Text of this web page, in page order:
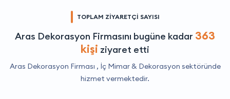
TOPLAM ZİYARETÇİ SAYISI
Aras Dekorasyon Firmasını bugüne kadar 363
kişi ziyaret etti
Aras Dekorasyon Firması , İç Mimar & Dekorasyon sektöründe
hizmet vermektedir.